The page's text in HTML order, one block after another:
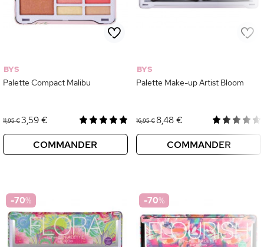
BYS
Palette Compact Malibu
11,95 €3,59 €
COMMANDER
BYS
Palette Make-up Artist Bloom
16,95 € 8,48 €
COMMANDER
-70% -70%